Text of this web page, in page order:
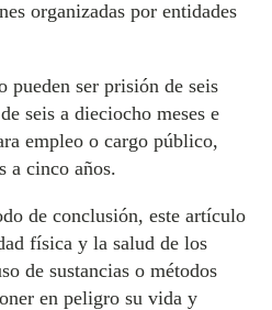
organizadas por entidades
pueden ser prisión de seis
seis a dieciocho meses e
empleo o cargo público,
a cinco años.
de conclusión, este artículo
física y la salud de los
de sustancias o métodos
en peligro su vida y